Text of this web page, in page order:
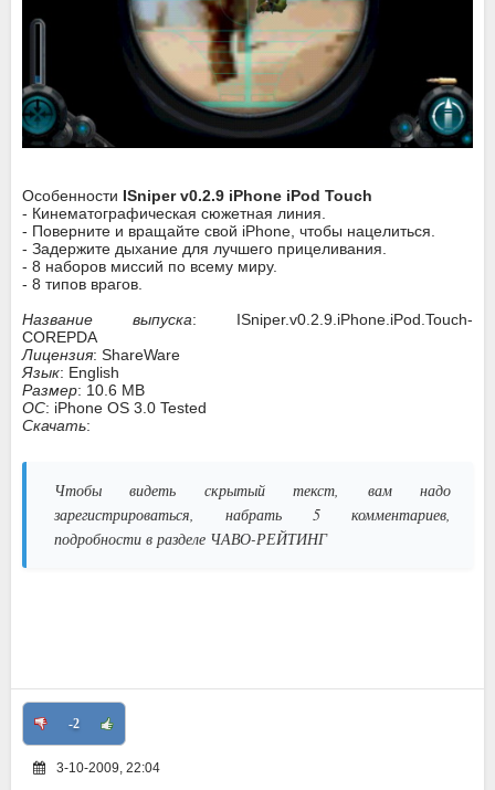
Особенности ISniper v0.2.9 iPhone iPod Touch
- Кинематографическая сюжетная линия.
- Поверните и вращайте свой iPhone, чтобы нацелиться.
- Задержите дыхание для лучшего прицеливания.
- 8 наборов миссий по всему миру.
- 8 типов врагов.
Название выпуска: ISniper.v0.2.9.iPhone.iPod.Touch-
COREPDA
Лицензия: ShareWare
Язык: English
Размер: 10.6 MB
ОС: iPhone OS 3.0 Tested
Скачать:
Чтобы видеть скрытый текст, вам надо
зарегистрироваться, набрать 5 комментариев,
подробности в разделе ЧАВО-РЕЙТИНГ
-2
3-10-2009, 22:04